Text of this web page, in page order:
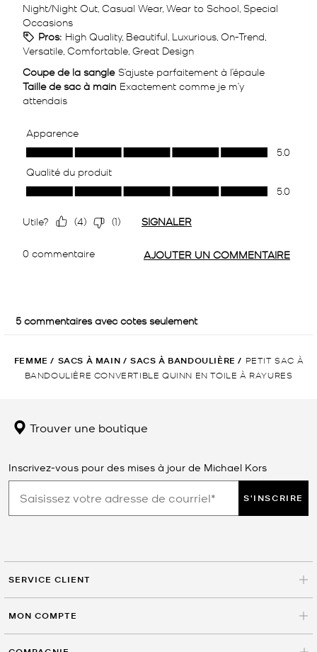
FEMME / SACS À MAIN / SACS À BANDOULIÈRE / PETIT SAC À
BANDOULIÈRE CONVERTIBLE QUINN EN TOILE À RAYURES
Trouver une boutique
Inscrivez-vous pour des mises à jour de Michael Kors
S'INSCRIRE
SERVICE CLIENT
MON COMPTE